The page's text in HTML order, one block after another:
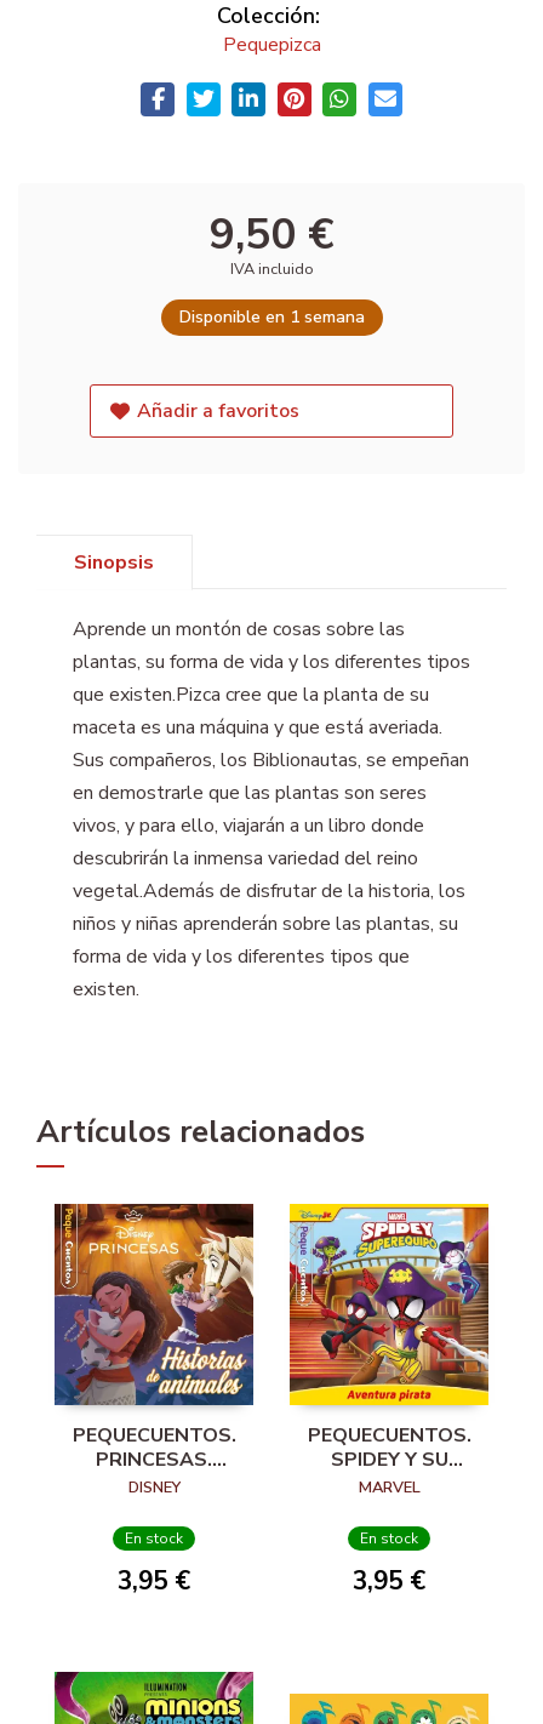
Colección:
Pequepizca
9,50 €
IVA incluido
Disponible en 1 semana
Añadir a favoritos
Sinopsis
Aprende un montón de cosas sobre las
plantas, su forma de vida y los diferentes tipos
que existen.Pizca cree que la planta de su
maceta es una máquina y que está averiada.
Sus compañeros, los Biblionautas, se empeñan
en demostrarle que las plantas son seres
vivos, y para ello, viajarán a un libro donde
descubrirán la inmensa variedad del reino
vegetal.Además de disfrutar de la historia, los
niños y niñas aprenderán sobre las plantas, su
forma de vida y los diferentes tipos que
existen.
Artículos relacionados
PEQUECUENTOS.
PRINCESAS.
HISTORIAS DE
DISNEY
En stock
3,95 €
PEQUECUENTOS.
SPIDEY Y SU
SUPEREQUIPO.
MARVEL
En stock
3,95 €